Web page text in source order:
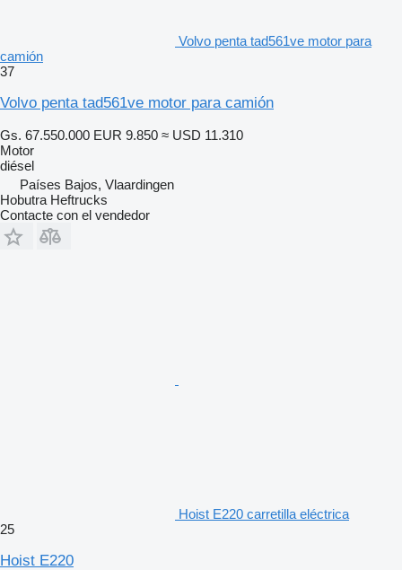
Volvo penta tad561ve motor para
camión
37
Volvo penta tad561ve motor para camión
Gs. 67.550.000 EUR 9.850 ≈ USD 11.310
Motor
diésel
Países Bajos, Vlaardingen
Hobutra Heftrucks
Contacte con el vendedor
Hoist E220 carretilla eléctrica
25
Hoist E220